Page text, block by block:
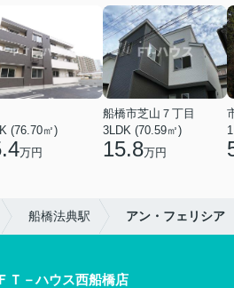
(76.70㎡)
万円
船橋市芝山７丁目
3LDK (70.59㎡)
15.8万円
船橋法典駅 アン・フェリシア
Ｔ－ハウス西船橋店